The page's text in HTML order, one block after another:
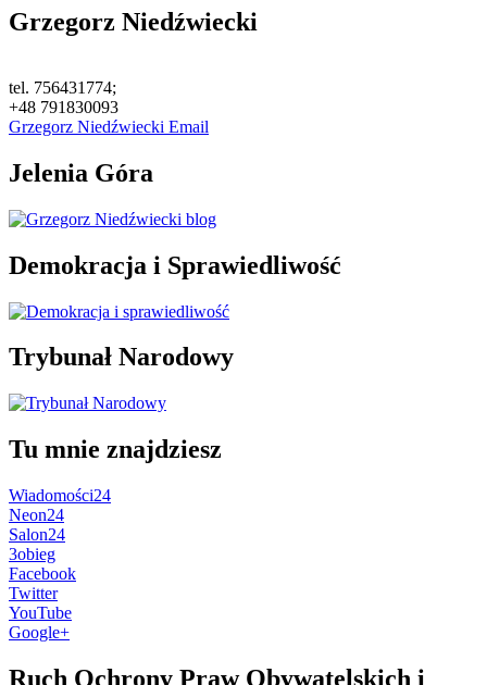
Grzegorz Niedźwiecki
tel. 756431774;
+48 791830093
Grzegorz Niedźwiecki Email
Jelenia Góra
Demokracja i Sprawiedliwość
Trybunał Narodowy
Tu mnie znajdziesz
Wiadomości24
Neon24
Salon24
3obieg
Facebook
Twitter
YouTube
Google+
Ruch Ochrony Praw Obywatelskich i